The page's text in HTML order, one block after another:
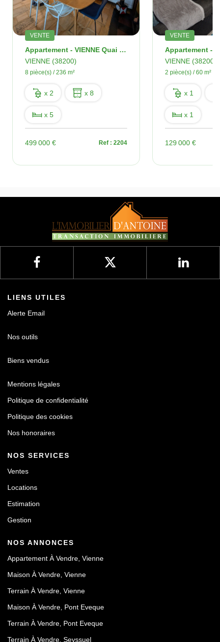
VENTE
Appartement - VIENNE Quai Du Rhône - 8 Pièces - 236 M2
VIENNE (38200)
8 pièce(s) / 236 m²
x 2 x 8
x 5
499 000 € Ref : 2204
VENTE
VIENNE (38200)
2 pièce(s) / 60 m²
x 1
x 1
129 000 €
LIENS UTILES
Alerte Email
Nos outils
Biens vendus
Mentions légales
Politique de confidentialité
Politique des cookies
Nos honoraires
NOS SERVICES
Ventes
Locations
Estimation
Gestion
NOS ANNONCES
Appartement À Vendre, Vienne
Maison À Vendre, Vienne
Terrain À Vendre, Vienne
Maison À Vendre, Pont Eveque
Terrain À Vendre, Pont Eveque
Terrain À Vendre, Seyssuel